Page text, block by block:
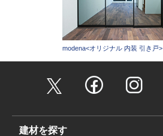
modena<オリジナル 内装 引き戸>
建材を探す